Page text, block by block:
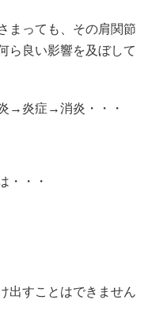
まっても、その肩関節
ら良い影響を及ぼして
→炎症→消炎・・・
・・・
出すことはできません